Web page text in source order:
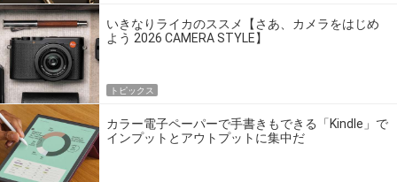
いきなりライカのススメ【さあ、カメラをはじめ
よう 2026 CAMERA STYLE】
トピックス
カラー電子ペーパーで手書きもできる「Kindle」で
インプットとアウトプットに集中だ